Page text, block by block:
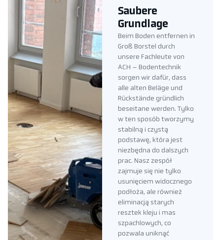
Saubere
Grundlage
Beim Boden entfernen in
Groß Borstel durch
unsere Fachleute von
ACH – Bodentechnik
sorgen wir dafür, dass
alle alten Beläge und
Rückstände gründlich
beseitane werden. Tylko
w ten sposób tworzymy
stabilną i czystą
podstawę, która jest
niezbędna do dalszych
prac. Nasz zespół
zajmuje się nie tylko
usunięciem widocznego
podłoża, ale również
eliminacją starych
resztek kleju i mas
szpachlowych, co
pozwala uniknąć